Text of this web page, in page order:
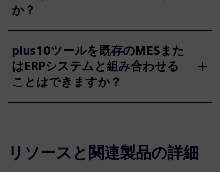
か？
plus10ツールを既存のMESまた
はERPシステムと組み合わせる
ことはできますか？
リソースと関連製品の詳細